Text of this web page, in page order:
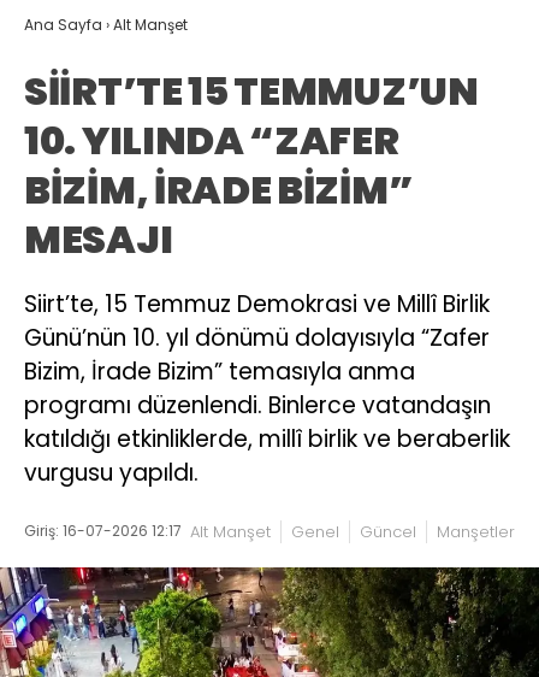
Ana Sayfa ›Alt Manşet
SİİRT’TE 15 TEMMUZ’UN
10. YILINDA “ZAFER
BİZİM, İRADE BİZİM”
MESAJI
Siirt’te, 15 Temmuz Demokrasi ve Millî Birlik
Günü’nün 10. yıl dönümü dolayısıyla “Zafer
Bizim, İrade Bizim” temasıyla anma
programı düzenlendi. Binlerce vatandaşın
katıldığı etkinliklerde, millî birlik ve beraberlik
vurgusu yapıldı.
Giriş: 16-07-2026 12:17 Alt Manşet Genel Güncel Manşetler